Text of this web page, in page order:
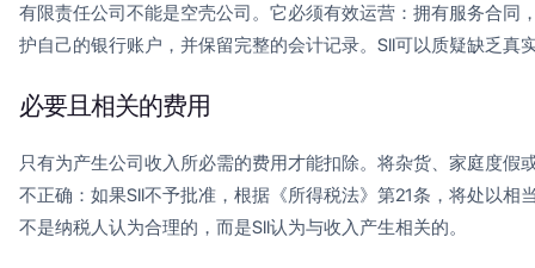
有限责任公司不能是空壳公司。它必须有效运营：拥有服务合同
护自己的银行账户，并保留完整的会计记录。SII可以质疑缺乏真
必要且相关的费用
只有为产生公司收入所必需的费用才能扣除。将杂货、家庭度假
不正确：如果SII不予批准，根据《所得税法》第21条，将处以相
不是纳税人认为合理的，而是SII认为与收入产生相关的。